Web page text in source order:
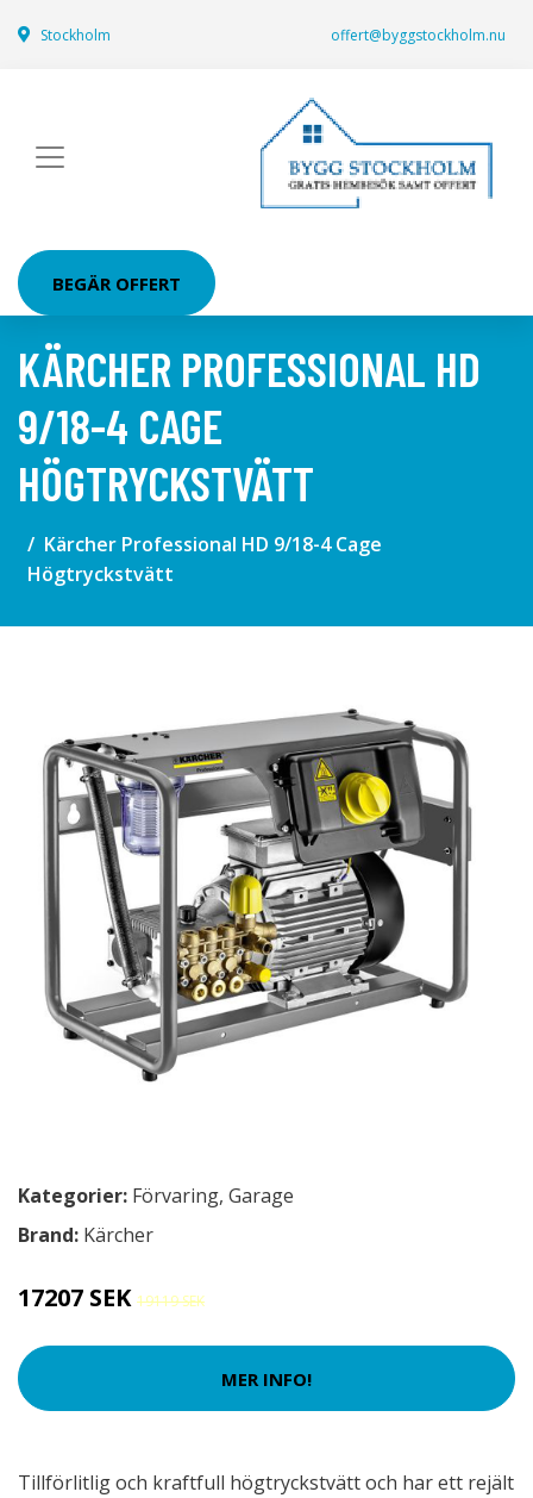
Stockholm offert@byggstockholm.nu
BEGÄR OFFERT
KÄRCHER PROFESSIONAL HD
9/18-4 CAGE
HÖGTRYCKSTVÄTT
Kärcher Professional HD 9/18-4 Cage
Högtryckstvätt
Kategorier: Förvaring, Garage
Brand: Kärcher
17207 SEK 19119 SEK
MER INFO!
Tillförlitlig och kraftfull högtryckstvätt och har ett rejält